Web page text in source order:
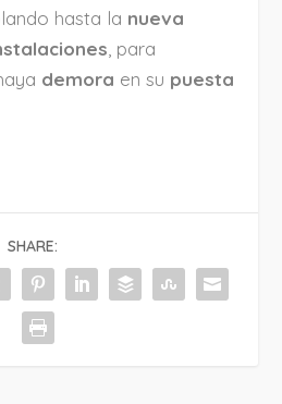
hasta la nueva
, para
demora en su puesta
SHARE: